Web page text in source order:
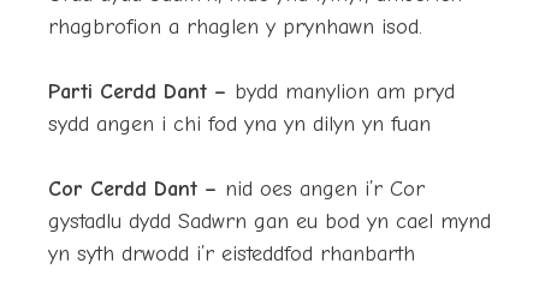
rhagbrofion a rhaglen y prynhawn isod.
Parti Cerdd Dant – bydd manylion am pryd
sydd angen i chi fod yna yn dilyn yn fuan
Cor Cerdd Dant – nid oes angen i’r Cor
gystadlu dydd Sadwrn gan eu bod yn cael mynd
yn syth drwodd i’r eisteddfod rhanbarth